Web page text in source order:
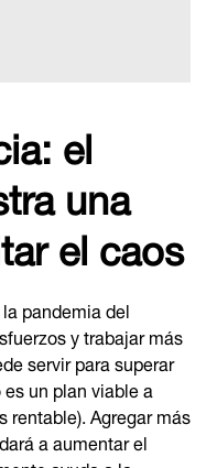
el
una
el caos
pandemia del
y trabajar más
servir para superar
un plan viable a
rentable). Agregar más
a aumentar el